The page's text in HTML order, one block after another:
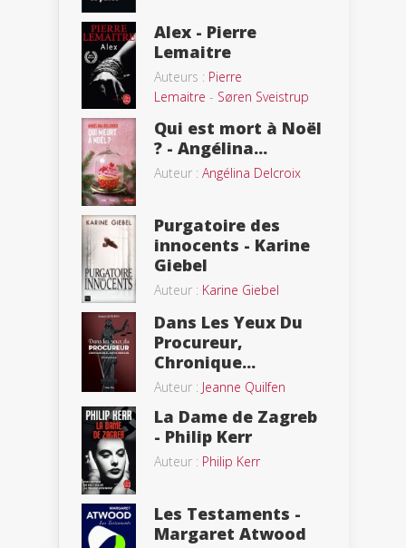
Alex - Pierre
Lemaitre
Auteurs : Pierre
Lemaitre - Søren Sveistrup
Qui est mort à Noël
? - Angélina...
Auteur : Angélina Delcroix
Purgatoire des
innocents - Karine
Giebel
Auteur : Karine Giebel
Dans Les Yeux Du
Procureur,
Chronique...
Auteur : Jeanne Quilfen
La Dame de Zagreb
- Philip Kerr
Auteur : Philip Kerr
Les Testaments -
Margaret Atwood